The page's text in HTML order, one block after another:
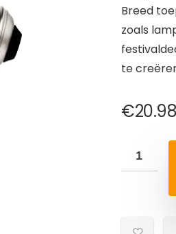
Breed
zoals
te
€20.98